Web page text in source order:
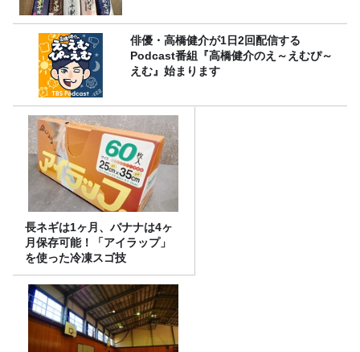
俳優・高橋健介が1日2回配信する
Podcast番組『高橋健介のえ～えむぴ～
えむ』始まります
長ネギは1ヶ月、バナナは4ヶ
月保存可能！「アイラップ」
を使った冷凍スゴ技